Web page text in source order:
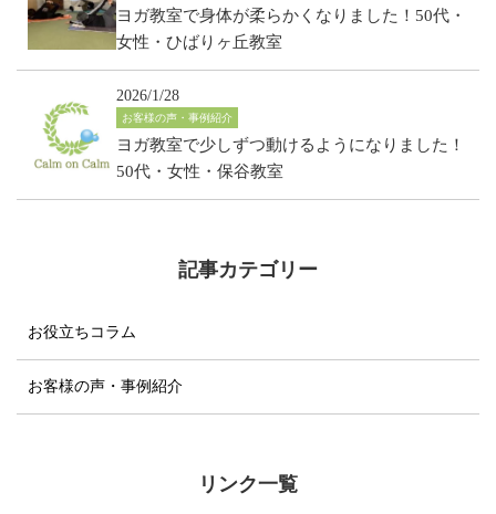
ヨガ教室で身体が柔らかくなりました！50代・
女性・ひばりヶ丘教室
2026/1/28
お客様の声・事例紹介
ヨガ教室で少しずつ動けるようになりました！
50代・女性・保谷教室
記事カテゴリー
お役立ちコラム
お客様の声・事例紹介
リンク一覧